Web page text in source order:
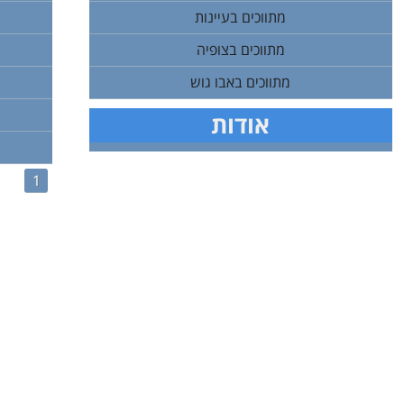
1
מתווכים בעיינות
מתווכים בצופיה
מתווכים באבו גוש
אודות